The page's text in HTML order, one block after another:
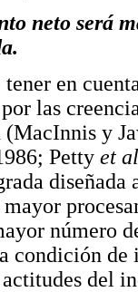
neto será
en
las
(MacInnis y
Petty et
diseñada
número
condición
del